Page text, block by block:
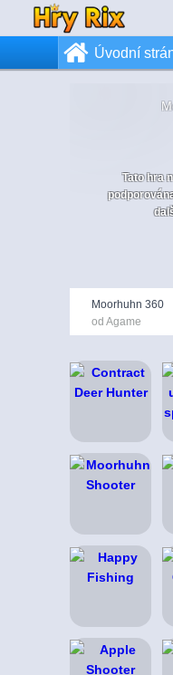
Úvodní
Tato hra
Moorhuhn 360
od Agame